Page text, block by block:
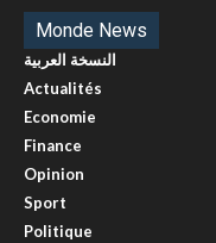
Monde News
النسخة العربية
Actualités
Economie
Finance
Opinion
Sport
Politique